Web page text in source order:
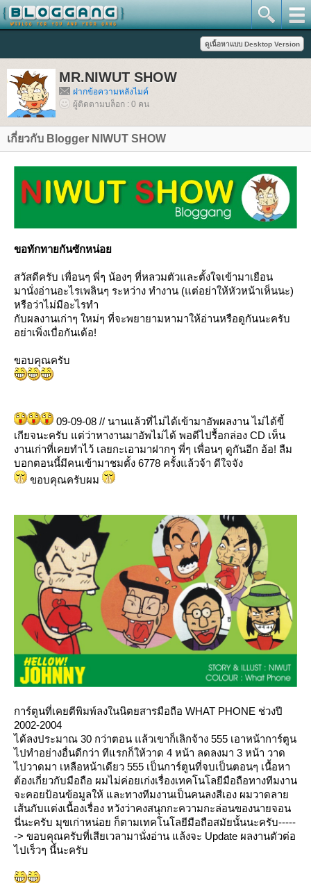
MR.NIWUT SHOW
ฝากข้อความหลังไมค์
ผู้ติดตามบล็อก : 0 คน
เกี่ยวกับ Blogger NIWUT SHOW
ขอทักทายกันซักหน่อ
สวัสดีครับ เพื่อนๆ พี่ๆ น้องๆ ที่หลวมตัวและตั้งใจเข้ามาเยือน
มานั่งอ่านอะไรเพลินๆ ระหว่าง ทำงาน (แต่อย่าให้หัวหน้าเห็นนะ)
หรือว่าไม่มีอะไรทำ
กับผลงานเก่าๆ ใหม่ๆ ที่จะพยายามหามาให้อ่านหรือดูกันนะครับ
อย่าเพิ่งเบื่อกันเด้อ!
ขอบคุณครับ
09-09-08 // นานแล้วที่ไม่ได้เข้ามาอัพผลงาน ไม่ได้ขี้
เกียจนะครับ แต่ว่าหางานมาอัพไม่ได้ พอดีไปรื้อกล่อง CD เห็น
งานเก่าที่เคยทำไว้ เลยกะเอามาฝากๆ พี่ๆ เพื่อนๆ ดูกันอีก อ้อ! ลืม
บอกตอนนี้มีคนเข้ามาชมตั้ง 6778 ครั้งแล้วจ้า ดีใจจัง
ขอบคุณครับผม
การ์ตูนที่เคยตีพิมพ์ลงในนิตยสารมือถือ WHAT PHONE ช่วงปี
2002-2004
ได้ลงประมาณ 30 กว่าตอน แล้วเขาก็เลิกจ้าง 555 เอาหน้าการ์ตูน
ไปทำอย่างอื่นดีกว่า ทีแรกก็ให้วาด 4 หน้า ลดลงมา 3 หน้า วาด
ไปวาดมา เหลือหน้าเดียว 555 เป็นการ์ตูนที่จบเป็นตอนๆ เนื้อหา
ต้องเกี่ยวกับมือถือ ผมไม่ค่อยเก่งเรื่องเทคโนโลยีมือถือทางทีมงาน
จะคอยป้อนข้อมูลให้ และทางทีมงานเป็นคนลงสีเอง ผมวาดลา
เส้นกับแต่งเนื้องเรื่อง หวังว่าคงสนุกกะความกะล่อนของนายจอน
นี่นะครับ มุขเก่าหน่อย ก็ตามเทคโนโลยีมือถือสมัยนั้นนะครับ-----
-> ขอบคุณครับที่เสียเวลามานั่งอ่าน แล้งจะ Update ผลงานตัวต่อ
ไปเร็วๆ นี้นะครับ